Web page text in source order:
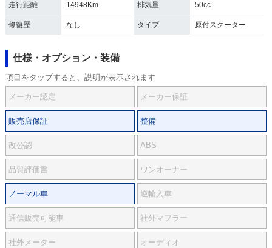
走行距離 14948Km 排気量 50cc
修復歴 なし タイプ 原付スクーター
仕様・オプション・装備
項目をタップすると、説明が表示されます
メーカー認定 メーカー保証
販売店保証 整備
改公認 ABS
品質評価書 ワンオーナー
ノーマル車 逆輸入車
通信販売可能車 社外マフラー
社外メーター オーディオ